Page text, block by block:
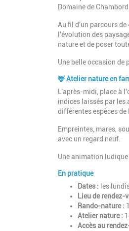
Domaine de Chambord.
Au fil d'un parcours de
l'évolution des
nature et de poser
Une belle occasion de
🦌 Atelier nature en
L'après-midi, place à
indices laissés par les
différentes espèces de
Empreintes, mares,
avec un regard neuf.
Une animation
En pratique
Dates : les
Lieu de rendez-
Rando-nature :
Atelier nature :
Accès au